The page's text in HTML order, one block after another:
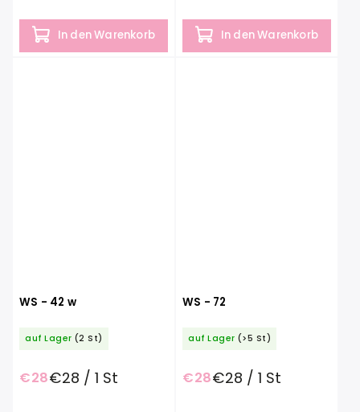
In den Warenkorb In den Warenkorb
WS - 42 w
auf Lager (2 St)
€28€28 / 1 St
WS - 72
auf Lager (>5 St)
€28€28 / 1 St